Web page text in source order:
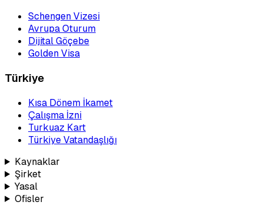
Schengen Vizesi
Avrupa Oturum
Dijital Göçebe
Golden Visa
Türkiye
Kısa Dönem İkamet
Çalışma İzni
Turkuaz Kart
Türkiye Vatandaşlığı
Kaynaklar
Şirket
Yasal
Ofisler